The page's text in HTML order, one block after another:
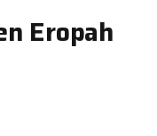
Eropah